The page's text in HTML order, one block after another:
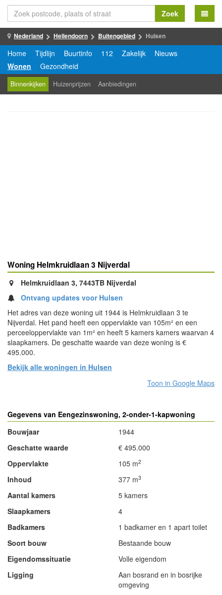
Zoek
Nederland Hellendoorn Buitengebied Hulsen
Home Tijdlijn Buurtinfo 112 Zakelijk
Nieuws
Wonen
Gezondheid
Binnenkijken Huizenprijzen Aanbiedingen
Woning Helmkruidlaan 3 Nijverdal
Helmkruidlaan 3, 7443TB Nijverdal
Ontvang updates voor Hulsen
Het adres van deze woning uit 1944 is Helmkruidlaan 3 te
Nijverdal. Het pand heeft een oppervlakte van 105m² en een
perceeloppervlakte van 1m² en heeft 5 kamers kamers waarvan 4
slaapkamers. De geschatte waarde van deze woning is €
495.000.
Bekijk alle woningen in Hulsen
Toon in Google Maps
Gegevens van Eengezinswoning, 2-onder-1-kapwoning
Bouwjaar
1944
Geschatte waarde
€ 495.000
Oppervlakte
105 m2
Inhoud 377 m3
Aantal kamers
5 kamers
Slaapkamers
4
Badkamers
1 badkamer en 1 apart toilet
Soort bouw
Bestaande bouw
Eigendomssituatie
Volle eigendom
Ligging
Aan bosrand en in bosrijke
omgeving